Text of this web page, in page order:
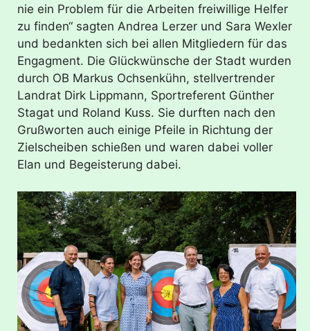
nie ein Problem für die Arbeiten freiwillige Helfer
zu finden“ sagten Andrea Lerzer und Sara Wexler
und bedankten sich bei allen Mitgliedern für das
Engagment. Die Glückwünsche der Stadt wurden
durch OB Markus Ochsenkühn, stellvertrender
Landrat Dirk Lippmann, Sportreferent Günther
Stagat und Roland Kuss. Sie durften nach den
Grußworten auch einige Pfeile in Richtung der
Zielscheiben schießen und waren dabei voller
Elan und Begeisterung dabei.